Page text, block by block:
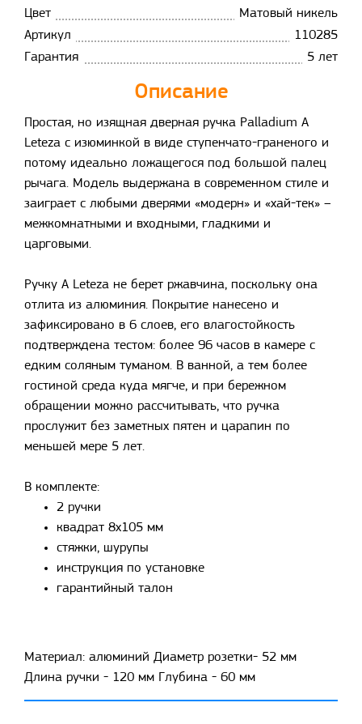
Цвет
Матовый никель
Артикул
110285
Гарантия
5 лет
Описание
Простая, но изящная дверная ручка Palladium A
Leteza с изюминкой в виде ступенчато-граненого и
потому идеально ложащегося под большой палец
рычага. Модель выдержана в современном стиле и
заиграет с любыми дверями «модерн» и «хай-тек» –
межкомнатными и входными, гладкими и
царговыми.
Ручку A Leteza не берет ржавчина, поскольку она
отлита из алюминия. Покрытие нанесено и
зафиксировано в 6 слоев, его влагостойкость
подтверждена тестом: более 96 часов в камере с
едким соляным туманом. В ванной, а тем более
гостиной среда куда мягче, и при бережном
обращении можно рассчитывать, что ручка
прослужит без заметных пятен и царапин по
меньшей мере 5 лет.
В комплекте:
2 ручки
квадрат 8х105 мм
стяжки, шурупы
инструкция по установке
гарантийный талон
Материал: алюминий Диаметр розетки- 52 мм
Длина ручки - 120 мм Глубина - 60 мм